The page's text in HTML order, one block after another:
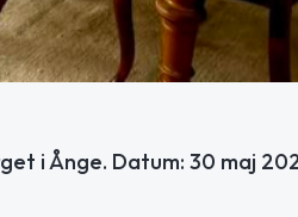
i Ånge. Datum: 30 maj